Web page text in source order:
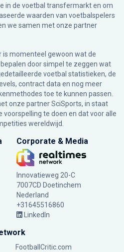
in de voetbal transfermarkt en om
waarden van voetbalspelers
we samen met onze partner
is momenteel gewoon wat de
door simpel te zeggen wat
voetbal statistieken, de
contract data en nog meer
toe te kunnen passen.
onze partner SciSports, in staat
te doen en dat voor alle
wereldwijd.
Corporate & Media
Innovatieweg 20-C
7007CD Doetinchem
Nederland
+31645516860
LinkedIn
FootballCritic.com